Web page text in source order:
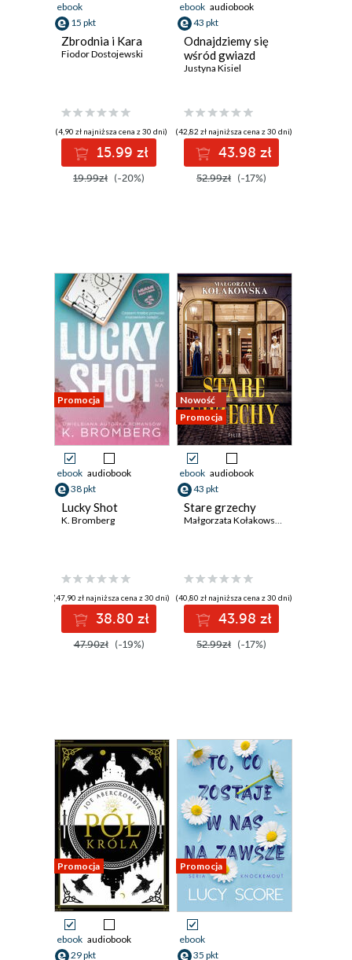
ebook
15 pkt
Zbrodnia i Kara
Fiodor Dostojewski
(4,90 zł najniższa cena z 30 dni)
15.99 zł
19.99zł (-20%)
ebook audiobook
43 pkt
Odnajdziemy się
wśród gwiazd
Justyna Kisiel
(42,82 zł najniższa cena z 30 dni)
43.98 zł
52.99zł (-17%)
Promocja
ebook audiobook
38 pkt
Lucky Shot
K. Bromberg
(47,90 zł najniższa cena z 30 dni)
38.80 zł
47.90zł (-19%)
Nowość
Promocja
ebook audiobook
43 pkt
Stare grzechy
Małgorzata Kołakowska
(40,80 zł najniższa cena z 30 dni)
43.98 zł
52.99zł (-17%)
Promocja
ebook audiobook
29 pkt
Promocja
ebook
35 pkt